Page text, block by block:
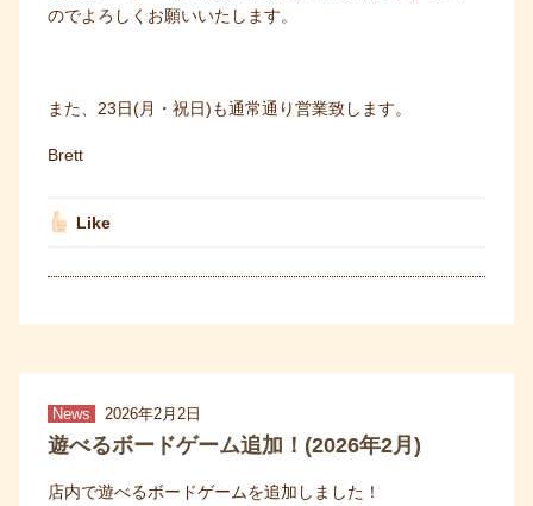
のでよろしくお願いいたします。
また、23日(月・祝日)も通常通り営業致します。
Brett
Like
News 2026年2月2日
遊べるボードゲーム追加！(2026年2月)
店内で遊べるボードゲームを追加しました！